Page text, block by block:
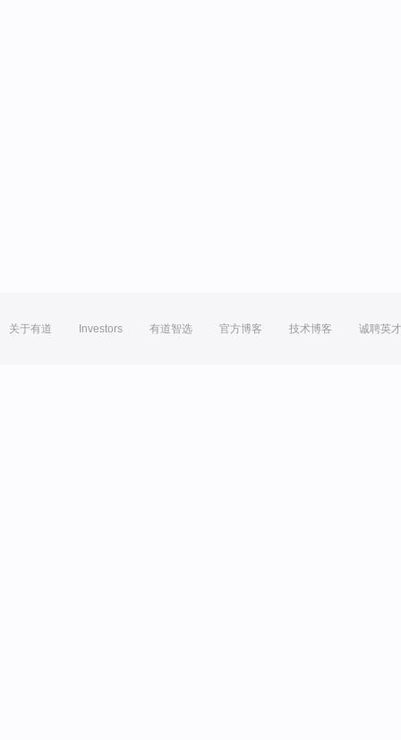
关于有道 Investors 有道智选 官方博客 技术博客 诚聘英才